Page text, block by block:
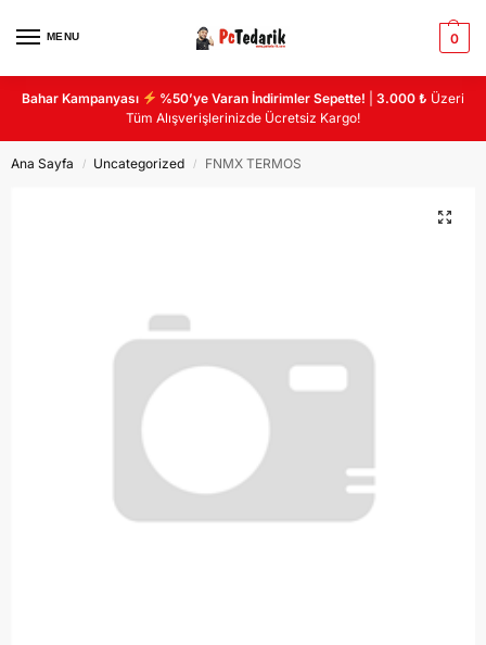
MENU 0
Bahar Kampanyası %50’ye Varan İndirimler Sepette! |3.000 ₺ Üzeri
Tüm Alışverişlerinizde Ücretsiz Kargo!
Ana Sayfa / Uncategorized / FNMX TERMOS